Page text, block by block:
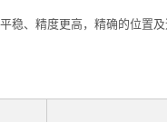
稳、精度更高，精确的位置